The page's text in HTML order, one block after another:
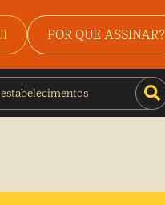
POR QUE ASSINAR?